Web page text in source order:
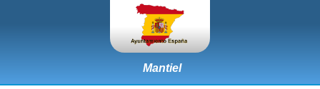
Mantiel